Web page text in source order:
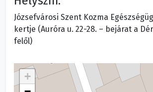
Józsefvárosi Szent Kozma
kertje (Auróra u. 22-28. – bejárat a
felől)
+